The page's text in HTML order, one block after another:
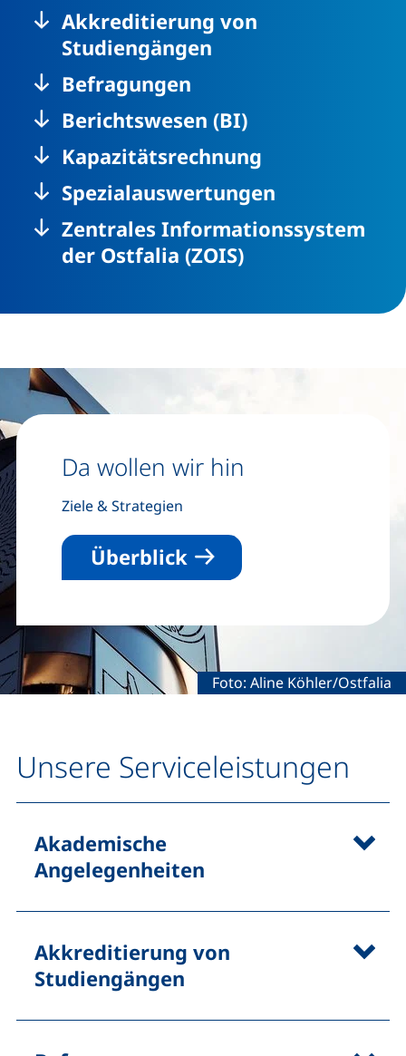
Akkreditierung von
Studiengängen
Befragungen
Berichtswesen (BI)
Kapazitätsrechnung
Spezialauswertungen
Zentrales Informationssystem
der Ostfalia (ZOIS)
Da wollen wir hin
Ziele & Strategien
Überblick
Rechtliche Information
Foto: Aline Köhler/Ostfalia
Unsere Serviceleistungen
Akademische
Angelegenheiten
Akkreditierung von
Studiengängen